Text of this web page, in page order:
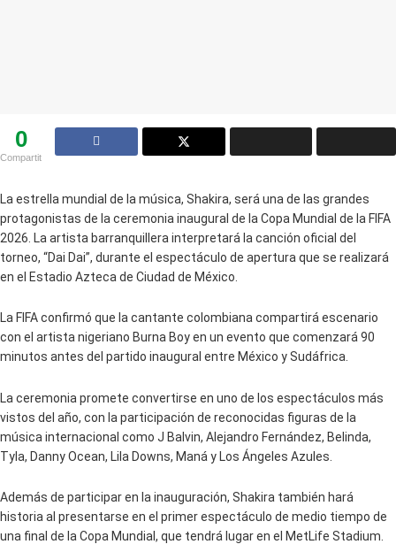
0
Compartit
La estrella mundial de la música, Shakira, será una de las grandes
protagonistas de la ceremonia inaugural de la Copa Mundial de la FIFA
2026. La artista barranquillera interpretará la canción oficial del
torneo, “Dai Dai”, durante el espectáculo de apertura que se realizará
en el Estadio Azteca de Ciudad de México.
La FIFA confirmó que la cantante colombiana compartirá escenario
con el artista nigeriano Burna Boy en un evento que comenzará 90
minutos antes del partido inaugural entre México y Sudáfrica.
La ceremonia promete convertirse en uno de los espectáculos más
vistos del año, con la participación de reconocidas figuras de la
música internacional como J Balvin, Alejandro Fernández, Belinda,
Tyla, Danny Ocean, Lila Downs, Maná y Los Ángeles Azules.
Además de participar en la inauguración, Shakira también hará
historia al presentarse en el primer espectáculo de medio tiempo de
una final de la Copa Mundial, que tendrá lugar en el MetLife Stadium.